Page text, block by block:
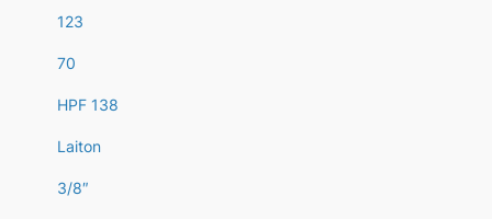
123
70
HPF 138
Laiton
3/8″